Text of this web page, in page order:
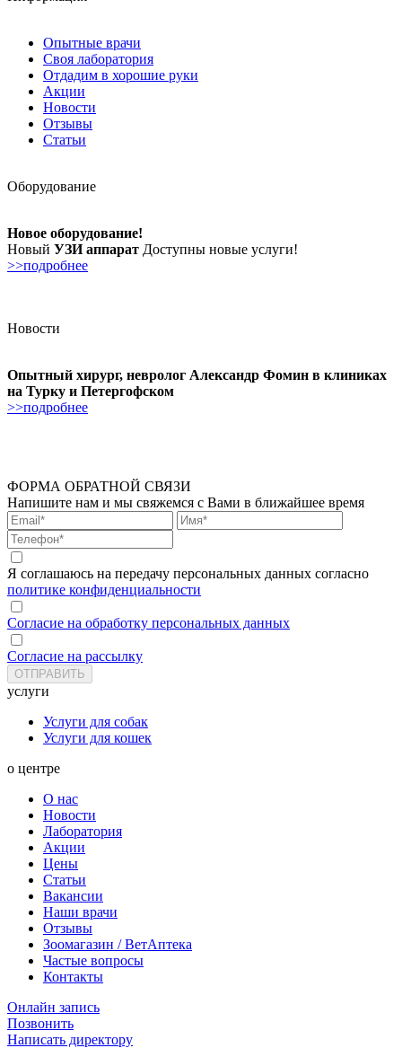
Опытные врачи
Своя лаборатория
Отдадим в хорошие руки
Акции
Новости
Отзывы
Статьи
Оборудование
Новое оборудование!
Новый УЗИ аппарат Доступны новые услуги!
>>подробнее
Новости
Опытный хирург, невролог Александр Фомин в клиниках
на Турку и Петергофском
>>подробнее
ФОРМА ОБРАТНОЙ СВЯЗИ
Напишите нам и мы свяжемся с Вами в ближайшее время
Я соглашаюсь на передачу персональных данных согласно
политике конфиденциальности
Согласие на обработку персональных данных
Согласие на рассылку
услуги
Услуги для собак
Услуги для кошек
о центре
О нас
Новости
Лаборатория
Акции
Цены
Статьи
Вакансии
Наши врачи
Отзывы
Зоомагазин / ВетАптека
Частые вопросы
Контакты
Онлайн запись
Позвонить
Написать директору